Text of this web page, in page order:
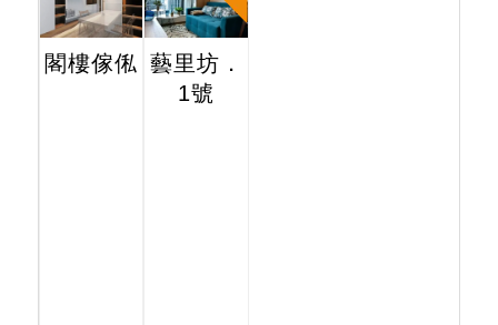
閣樓傢俬 藝里坊．
1號